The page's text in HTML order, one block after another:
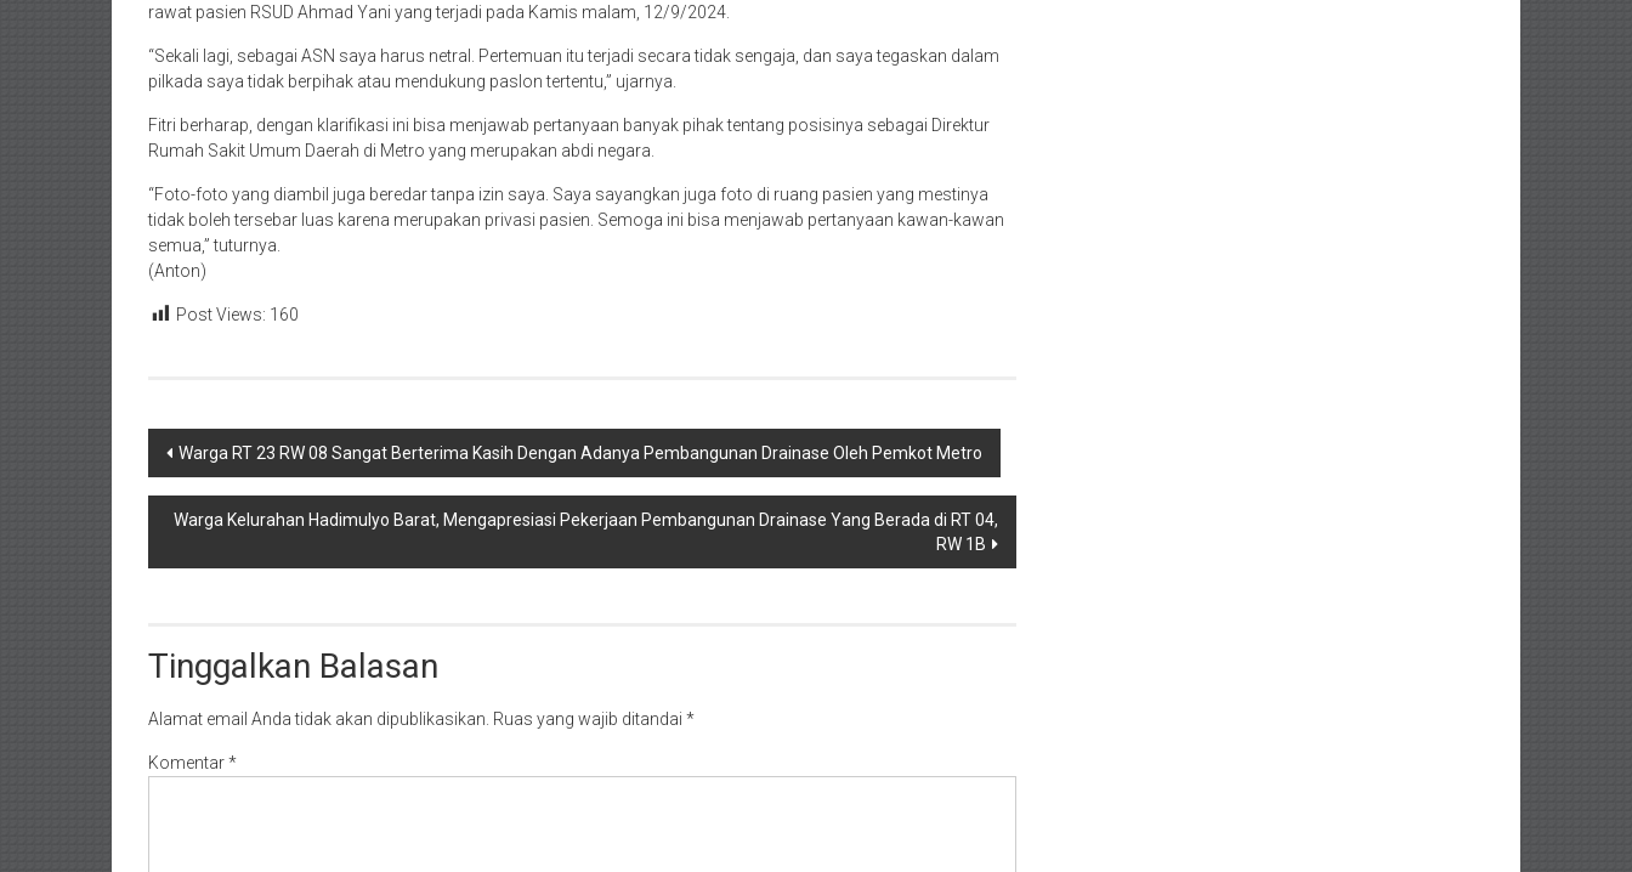
rawat pasien RSUD Ahmad Yani yang terjadi pada Kamis malam, 12/9/2024.
“Sekali lagi, sebagai ASN saya harus netral. Pertemuan itu terjadi secara tidak sengaja, dan saya tegaskan dalam
pilkada saya tidak berpihak atau mendukung paslon tertentu,” ujarnya.
Fitri berharap, dengan klarifikasi ini bisa menjawab pertanyaan banyak pihak tentang posisinya sebagai Direktur
Rumah Sakit Umum Daerah di Metro yang merupakan abdi negara.
“Foto-foto yang diambil juga beredar tanpa izin saya. Saya sayangkan juga foto di ruang pasien yang mestinya
tidak boleh tersebar luas karena merupakan privasi pasien. Semoga ini bisa menjawab pertanyaan kawan-kawan
semua,” tuturnya.
(Anton)
Post Views: 160
Navigasi
pos
Warga RT 23 RW 08 Sangat Berterima Kasih Dengan Adanya Pembangunan Drainase Oleh Pemkot Metro
Warga Kelurahan Hadimulyo Barat, Mengapresiasi Pekerjaan Pembangunan Drainase Yang Berada di RT 04,
RW 1B
Tinggalkan Balasan
Alamat email Anda tidak akan dipublikasikan. Ruas yang wajib ditandai *
Komentar*